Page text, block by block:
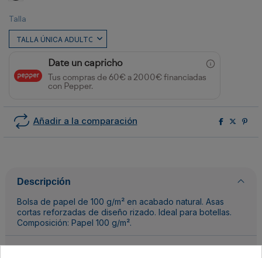
Talla
Date un capricho
Tus compras de 60€ a 2000€ financiadas
con Pepper.
Añadir a la comparación
Descripción
Bolsa de papel de 100 g/m² en acabado natural. Asas
cortas reforzadas de diseño rizado. Ideal para botellas.
Composición: Papel 100 g/m².